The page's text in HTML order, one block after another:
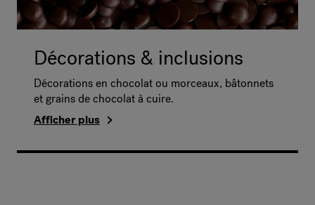
Décorations & inclusions
Décorations en chocolat ou morceaux, bâtonnets
et grains de chocolat à cuire.
Afficher plus